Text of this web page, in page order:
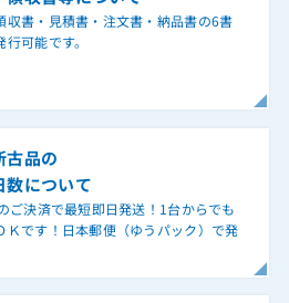
収書・見積書・注文書・納品書の6書
可能です。
古品の
数について
ご決済で最短即日発送！1台からでも
Ｋです！日本郵便（ゆうパック）で発